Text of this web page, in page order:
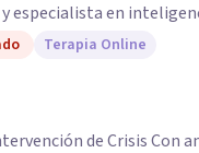
especialista en
Terapia Online
de Crisis Con